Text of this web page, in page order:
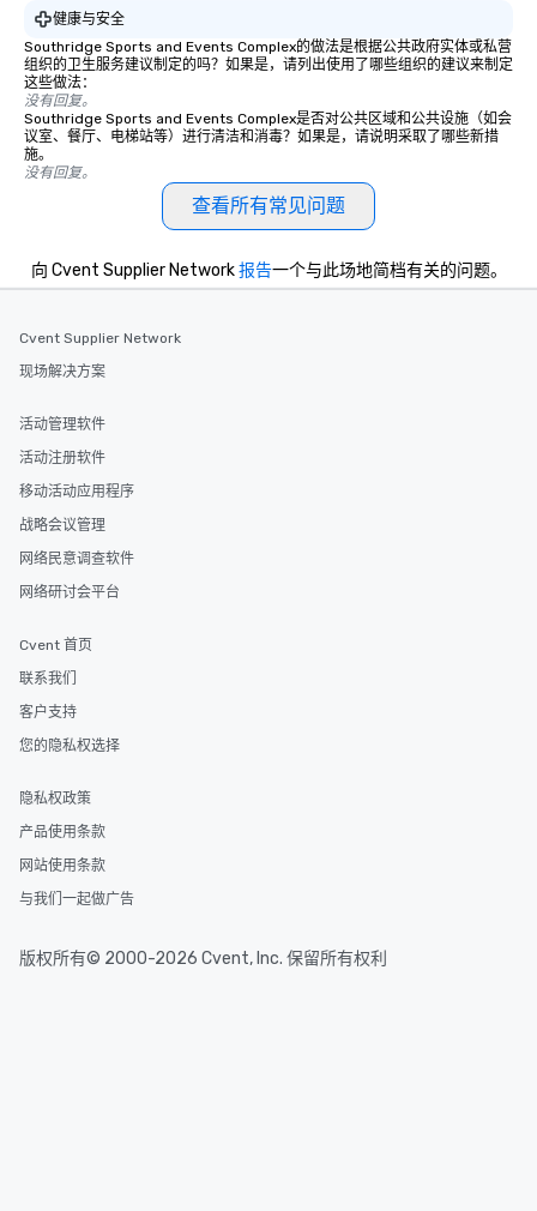
健康与安全
Southridge Sports and Events Complex的做法是根据公共政府实体或私营
组织的卫生服务建议制定的吗？如果是，请列出使用了哪些组织的建议来制定
这些做法：
没有回复。
Southridge Sports and Events Complex是否对公共区域和公共设施（如会
议室、餐厅、电梯站等）进行清洁和消毒？如果是，请说明采取了哪些新措
施。
没有回复。
查看所有常见问题
向 Cvent Supplier Network报告一个与此场地简档有关的问题。
Cvent Supplier Network
现场解决方案
活动管理软件
活动注册软件
移动活动应用程序
战略会议管理
网络民意调查软件
网络研讨会平台
Cvent 首页
联系我们
客户支持
您的隐私权选择
隐私权政策
产品使用条款
网站使用条款
与我们一起做广告
版权所有© 2000-2026 Cvent, Inc. 保留所有权利